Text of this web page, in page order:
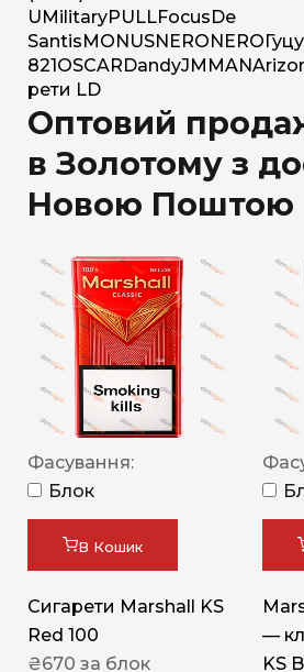
U MilitaryPULLFocus De
Santis MONUSNERO NERO
821 OSCAR DandyJM MAN
рети LD
Оптовий
в Золотому з
Новою Поштою
Фасування:
Блок
В Кошик
Сигарети Marshall KS
Red 100
₴670 за блок
—
KS